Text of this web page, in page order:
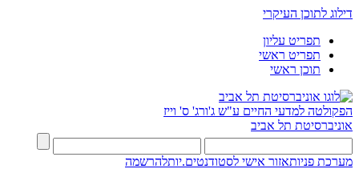
דילוג לתוכן העיקרי
תפריט עליון
תפריט ראשי
תוכן ראשי
הפקולטה למדעי החיים ע"ש ג'ורג' ס' וייז
אוניברסיטת תל אביב
מערכת פניותאזור אישי לסטודנטים.יותלהרשמה